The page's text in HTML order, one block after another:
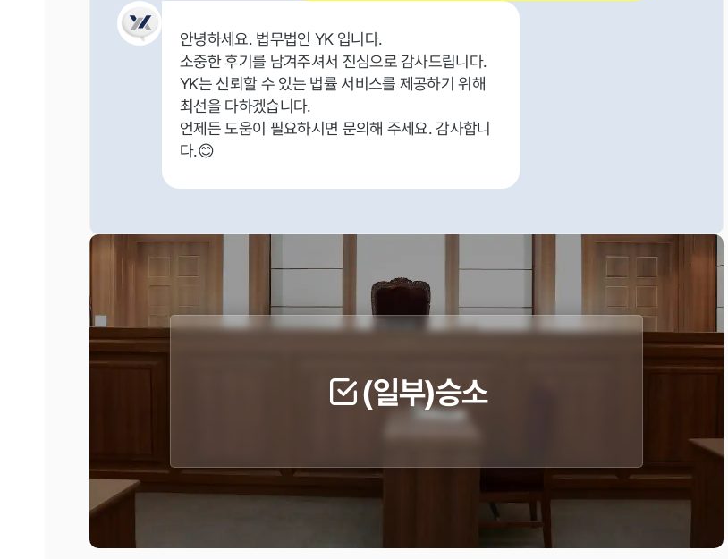
안녕하세요. 법무법인 YK 입니다.
소중한 후기를 남겨주셔서 진심으로 감사드립니다.
YK는 신뢰할 수 있는 법률 서비스를 제공하기 위해
최선을 다하겠습니다.
언제든 도움이 필요하시면 문의해 주세요. 감사합니
다.😊
(일부)승소